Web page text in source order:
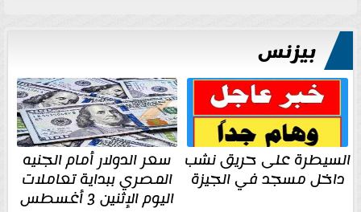
بيزنس
السيطرة على حريق نشب
داخل مسجد في الجيزة
سعر الدولار أمام الجنيه
المصري ببداية تعاملات
اليوم الإثنين 3 أغسطس